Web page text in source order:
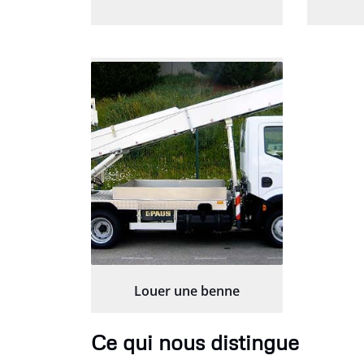
Louer une benne
Ce qui nous distingue